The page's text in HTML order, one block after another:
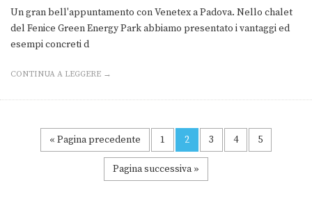
Un gran bell'appuntamento con Venetex a Padova. Nello chalet
del Fenice Green Energy Park abbiamo presentato i vantaggi ed
esempi concreti d
CONTINUA A LEGGERE →
« Pagina precedente 1 2 3 4 5
Pagina successiva »